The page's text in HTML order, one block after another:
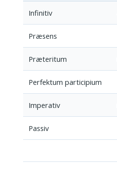
Infinitiv
Præsens
Præteritum
Perfektum participium
Imperativ
Passiv